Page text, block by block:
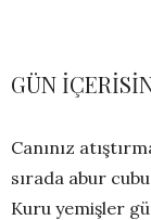
GÜN
Canınız
sırada abur
Kuru yemişler